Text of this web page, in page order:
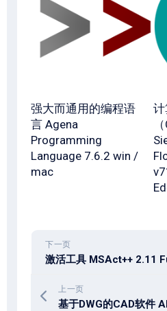
强大而通用的编程语
言 Agena
Programming
Language 7.6.2 win /
mac
下一页
激活工具 MSAct++ 2.11
上一页